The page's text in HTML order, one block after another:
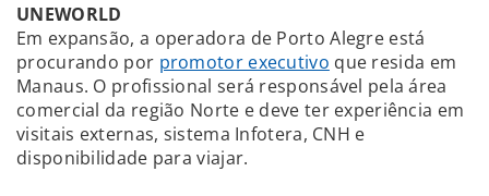
UNEWORLD
Em expansão, a operadora de Porto Alegre está
procurando por promotor executivo que resida em
Manaus. O profissional será responsável pela área
comercial da região Norte e deve ter experiência em
visitais externas, sistema Infotera, CNH e
disponibilidade para viajar.